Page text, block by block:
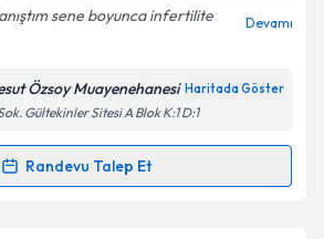
ve kişisel verilerimin belirtilen
işlenmesini kabul ediyorum.
Takvim Talebini Gönder
sene boyunca infertilite
Devamı
Özsoy Muayenehanesi Haritada Göster
Gültekinler Sitesi A Blok K:1 D:1
Randevu Talep Et
Talebi